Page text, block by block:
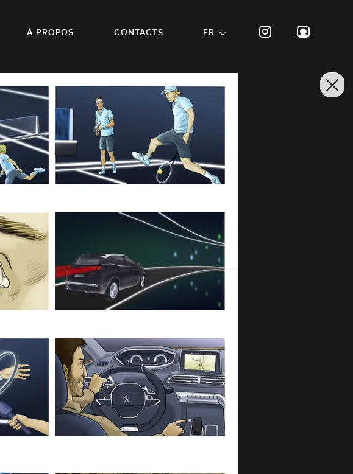
À PROPOS CONTACTS FR